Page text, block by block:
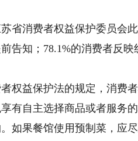
消费者权益保护委员会此
告知；78.1%的消费者反
益保护法的规定，消费
有自主选择商品或者服务
如果餐馆使用预制菜，应